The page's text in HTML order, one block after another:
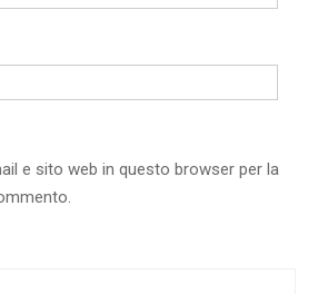
e sito web in questo browser per la